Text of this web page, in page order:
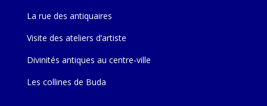
La rue des antiquaires
Visite des ateliers d’artiste
Divinités antiques au centre-ville
Les collines de Buda